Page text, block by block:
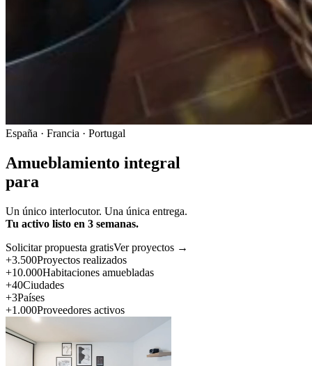
España · Francia · Portugal
Amueblamiento integral
para
Un único interlocutor. Una única entrega.
Tu activo listo en 3 semanas.
Solicitar propuesta gratisVer proyectos →
+3.500Proyectos realizados
+10.000Habitaciones amuebladas
+40Ciudades
+3Países
+1.000Proveedores activos